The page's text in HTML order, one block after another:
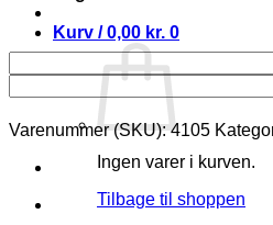
Kurv /0,00 kr. 0
Ingen varer i kurven.
Tilbage til shoppen
Varenummer (SKU):4105